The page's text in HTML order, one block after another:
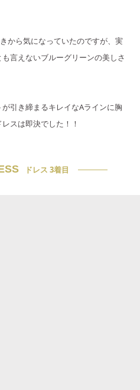
から気になっていたのですが、実
言えないブルーグリーンの美しさ
引き締まるキレイなAラインに胸
スは即決でした！！
ドレス 3着目